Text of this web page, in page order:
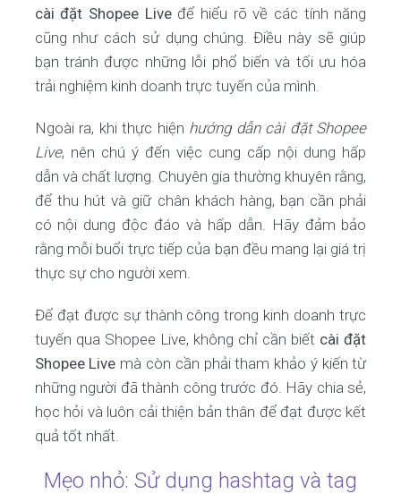
cài đặt Shopee Liveđể hiểu rõ về các tính năng
cũng như cách sử dụng chúng. Điều này sẽ giúp
bạn tránh được những lỗi phổ biến và tối ưu hóa
trải nghiệm kinh doanh trực tuyến của mình.
Ngoài ra, khi thực hiện hướng dẫn cài đặt Shopee
Live, nên chú ý đến việc cung cấp nội dung hấp
dẫn và chất lượng. Chuyên gia thường khuyên rằng,
để thu hút và giữ chân khách hàng, bạn cần phải
có nội dung độc đáo và hấp dẫn. Hãy đảm bảo
rằng mỗi buổi trực tiếp của bạn đều mang lại giá trị
thực sự cho người xem.
Để đạt được sự thành công trong kinh doanh trực
tuyến qua Shopee Live, không chỉ cần biết cài đặt
Shopee Live mà còn cần phải tham khảo ý kiến từ
những người đã thành công trước đó. Hãy chia sẻ,
học hỏi và luôn cải thiện bản thân để đạt được kết
quả tốt nhất.
Mẹo nhỏ: Sử dụng hashtag và tag